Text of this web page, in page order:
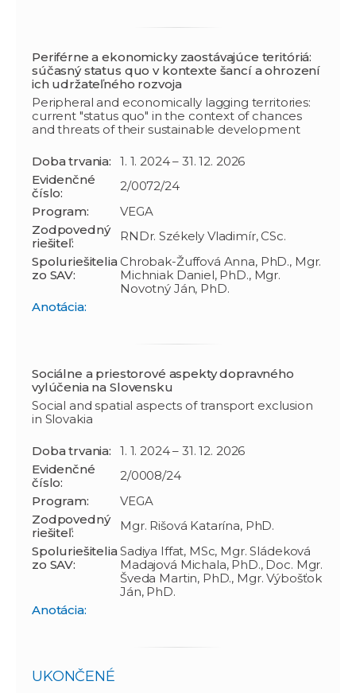
Periférne a ekonomicky zaostávajúce teritóriá:
súčasný status quo v kontexte šancí a ohrození
ich udržateľného rozvoja
Peripheral and economically lagging territories:
current "status quo" in the context of chances
and threats of their sustainable development
Doba trvania:
1. 1. 2024 – 31. 12. 2026
Evidenčné
číslo:
2/0072/24
Program:
VEGA
Zodpovedný
riešiteľ:
RNDr. Székely Vladimír, CSc.
Spoluriešitelia
zo SAV:
Chrobak-Žuffová Anna, PhD., Mgr.
Michniak Daniel, PhD., Mgr.
Novotný Ján, PhD.
Anotácia:
Sociálne a priestorové aspekty dopravného
vylúčenia na Slovensku
Social and spatial aspects of transport exclusion
in Slovakia
Doba trvania:
1. 1. 2024 – 31. 12. 2026
Evidenčné
číslo:
2/0008/24
Program:
VEGA
Zodpovedný
riešiteľ:
Mgr. Rišová Katarína, PhD.
Spoluriešitelia
zo SAV:
Sadiya Iffat, MSc, Mgr. Sládeková
Madajová Michala, PhD., Doc. Mgr.
Šveda Martin, PhD., Mgr. Výbošťok
Ján, PhD.
Anotácia:
UKONČENÉ